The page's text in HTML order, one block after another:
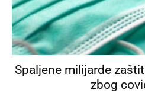
Spaljene milijarde
zbog